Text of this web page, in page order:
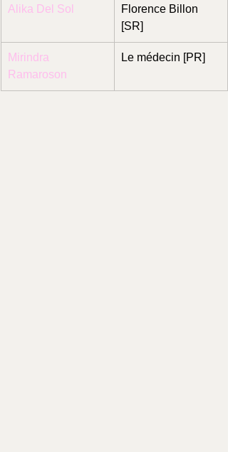
Alika Del Sol
Florence Billon
[SR]
Mirindra
Ramaroson
Le médecin [PR]